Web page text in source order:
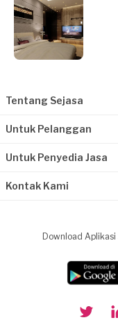
Tentang Sejasa
Untuk Pelanggan
Untuk Penyedia Jasa
Kontak Kami
Download Aplikasi